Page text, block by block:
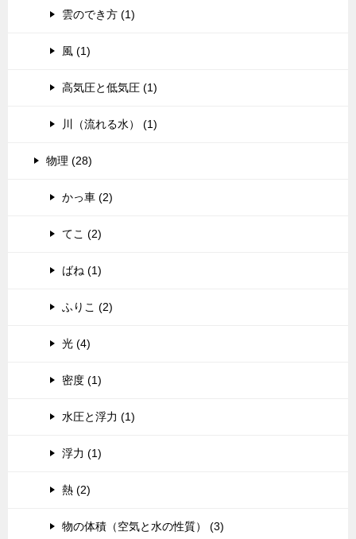
雲のでき方 (1)
風 (1)
高気圧と低気圧 (1)
川（流れる水） (1)
物理 (28)
かっ車 (2)
てこ (2)
ばね (1)
ふりこ (2)
光 (4)
密度 (1)
水圧と浮力 (1)
浮力 (1)
熱 (2)
物の体積（空気と水の性質） (3)